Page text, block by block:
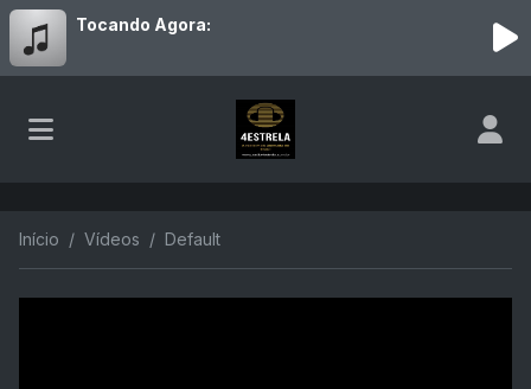
Tocando Agora:
Início Vídeos Default